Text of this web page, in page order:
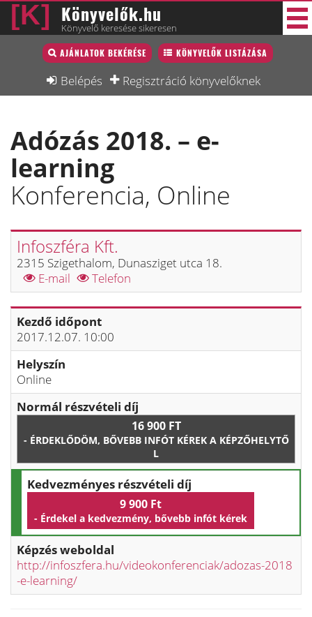
Könyvelők.hu
Könyvelő keresése sikeresen
AJÁNLATOK BEKÉRÉSE KÖNYVELŐK LISTÁZÁSA
Belépés Regisztráció könyvelőknek
Könyvelő lista
Könyvelési munkák
Interjú
Blog
Állás
Adózás 2018. – e-
learning
Konferencia, Online
Infoszféra Kft.
2315 Szigethalom, Dunasziget utca 18.
E-mail
Telefon
Kezdő időpont
2017.12.07. 10:00
Helyszín
Online
Normál részvételi díj
16 900 FT
- ÉRDEKLŐDÖM, BŐVEBB INFÓT KÉREK A KÉPZŐHELYTŐ
L
Kedvezményes részvételi díj
9 900 Ft
- Érdekel a kedvezmény, bővebb infót kérek
Képzés weboldal
http://infoszfera.hu/videokonferenciak/adozas-2018
-e-learning/